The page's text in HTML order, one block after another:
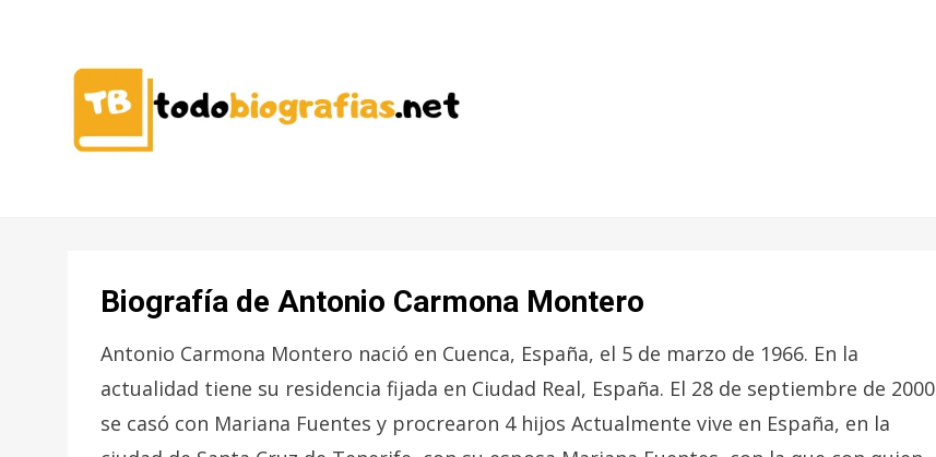
Biografía de Antonio Carmona Montero
Antonio Carmona Montero nació en Cuenca, España, el 5 de marzo de 1966. En la
actualidad tiene su residencia fijada en Ciudad Real, España. El 28 de septiembre de 2000
se casó con Mariana Fuentes y procrearon 4 hijos Actualmente vive en España, en la